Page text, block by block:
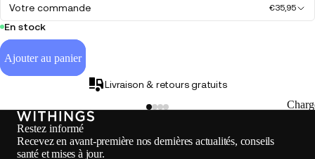
Votre commande €35,95
En stock
Ajouter au panier
Livraison & retours gratuits
Restez informé
Recevez en avant-première nos dernières actualités, conseils
santé et mises à jour.